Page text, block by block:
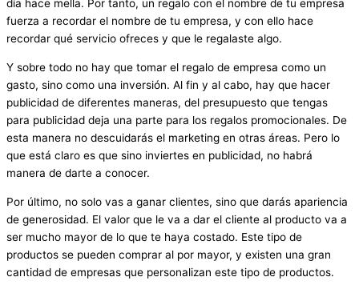
día hace mella. Por tanto, un regalo con el nombre de tu empresa
fuerza a recordar el nombre de tu empresa, y con ello hace
recordar qué servicio ofreces y que le regalaste algo.
Y sobre todo no hay que tomar el regalo de empresa como un
gasto, sino como una inversión. Al fin y al cabo, hay que hacer
publicidad de diferentes maneras, del presupuesto que tengas
para publicidad deja una parte para los regalos promocionales. De
esta manera no descuidarás el marketing en otras áreas. Pero lo
que está claro es que sino inviertes en publicidad, no habrá
manera de darte a conocer.
Por último, no solo vas a ganar clientes, sino que darás apariencia
de generosidad. El valor que le va a dar el cliente al producto va a
ser mucho mayor de lo que te haya costado. Este tipo de
productos se pueden comprar al por mayor, y existen una gran
cantidad de empresas que personalizan este tipo de productos.